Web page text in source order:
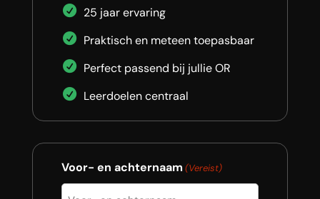
25 jaar ervaring
Praktisch en meteen toepasbaar
Perfect passend bij jullie OR
Leerdoelen centraal
Voor- en achternaam (Vereist)